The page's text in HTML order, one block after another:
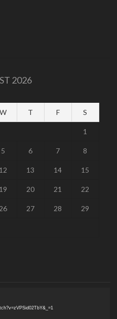
2026
W T F S
1
5 6 7 8
12 13 14 15
19 20 21 22
26 27 28 29